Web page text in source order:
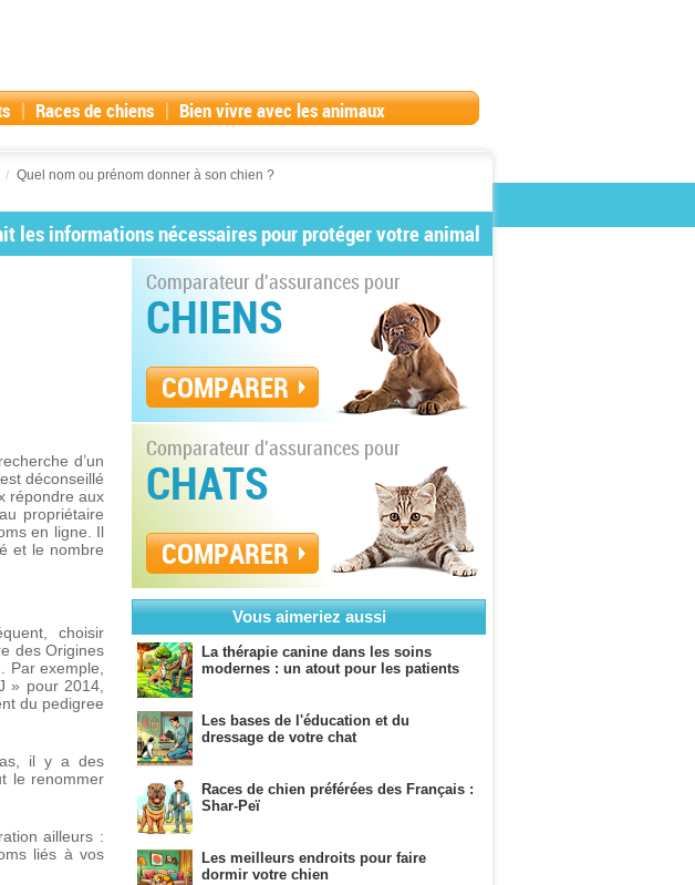
| Races de chiens | Bien vivre avec les animaux
/ Quel nom ou prénom donner à son chien ?
les informations nécessaires pour protéger votre animal
d’un
déconseillé
répondre aux
propriétaire
en ligne. Il
et le nombre
choisir
des Origines
Par exemple,
» pour 2014,
du pedigree
il y a des
le renommer
ailleurs :
liés à vos
Comparateur d'assurances pour
CHIENS
COMPARER
Comparateur d'assurances pour
CHATS
COMPARER
Vous aimeriez aussi
La thérapie canine dans les soins
modernes : un atout pour les patients
Les bases de l'éducation et du
dressage de votre chat
Races de chien préférées des Français :
Shar-Peï
Les meilleurs endroits pour faire
dormir votre chien